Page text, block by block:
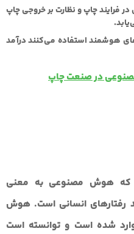
فرایند چاپ و نظارت بر خروجی چاپ
هوشمند استفاده می‌کنند درآمد
در صنعت چاپ
که هوش مصنوعی به معنی
رفتارهای انسانی است. هوش
شده است و توانسته است